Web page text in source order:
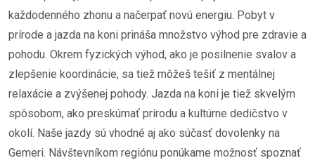
každodenného zhonu a načerpať novú energiu. Pobyt v
prírode a jazda na koni prináša množstvo výhod pre zdravie a
pohodu. Okrem fyzických výhod, ako je posilnenie svalov a
zlepšenie koordinácie, sa tiež môžeš tešiť z mentálnej
relaxácie a zvýšenej pohody. Jazda na koni je tiež skvelým
spôsobom, ako preskúmať prírodu a kultúrne dedičstvo v
okolí. Naše jazdy sú vhodné aj ako súčasť dovolenky na
Gemeri. Návštevníkom regiónu ponúkame možnosť spoznať